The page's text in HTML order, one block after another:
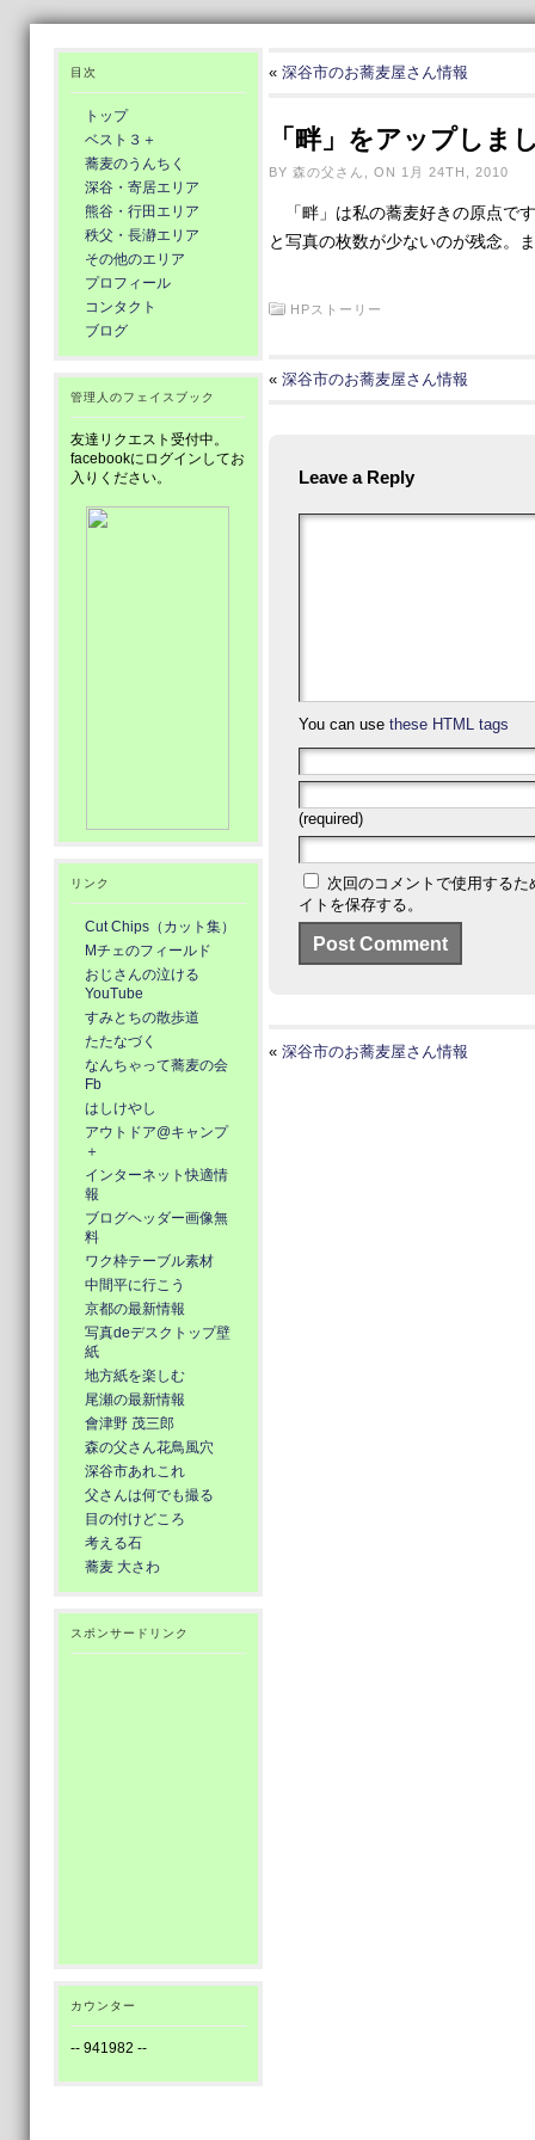
目次
トップ
ベスト３＋
蕎麦のうんちく
深谷・寄居エリア
熊谷・行田エリア
秩父・長瀞エリア
その他のエリア
プロフィール
コンタクト
ブログ
管理人のフェイスブック
友達リクエスト受付中。
facebookにログインしてお
入りください。
リンク
Cut Chips（カット集）
Mチェのフィールド
おじさんの泣ける
YouTube
すみとちの散歩道
たたなづく
なんちゃって蕎麦の会
Fb
はしけやし
アウトドア@キャンプ
＋
インターネット快適情
報
ブログヘッダー画像無
料
ワク枠テーブル素材
中間平に行こう
京都の最新情報
写真deデスクトップ壁
紙
地方紙を楽しむ
尾瀬の最新情報
會津野 茂三郎
森の父さん花鳥風穴
深谷市あれこれ
父さんは何でも撮る
目の付けどころ
考える石
蕎麦 大さわ
スポンサードリンク
カウンター
-- 941982 --
« 深谷市のお蕎麦屋さん情報
「畔」をアップしま
BY 森の父さん, ON 1月 24TH, 2010
「畔」は私の蕎麦好きの原点で
と写真の枚数が少ないのが残念。
HPストーリー
« 深谷市のお蕎麦屋さん情報
Leave a Reply
You can use these HTML tags
(required)
次回のコメントで使用する
イトを保存する。
« 深谷市のお蕎麦屋さん情報